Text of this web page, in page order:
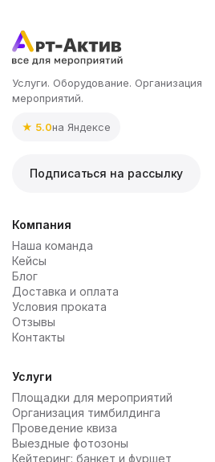
Услуги. Оборудование. Организация
мероприятий.
★ 5.0на Яндексе
Подписаться на рассылку
Компания
Наша команда
Кейсы
Блог
Доставка и оплата
Условия проката
Отзывы
Контакты
Услуги
Площадки для мероприятий
Организация тимбилдинга
Проведение квиза
Выездные фотозоны
Кейтеринг: банкет и фуршет